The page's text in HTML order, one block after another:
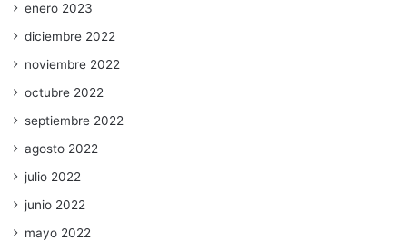
enero 2023
diciembre 2022
noviembre 2022
octubre 2022
septiembre 2022
agosto 2022
julio 2022
junio 2022
mayo 2022